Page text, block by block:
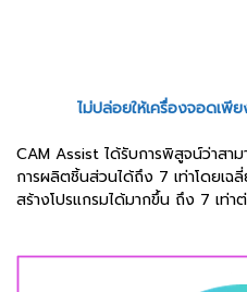
ไม่ปล่อยให้เครื่องจอดเพีย
CAM Assist ได้รับการพิสูจน์ว่าสา
การผลิตชิ้นส่วนได้ถึง 7 เท่าโดยเฉ
สร้างโปรแกรมได้มากขึ้น ถึง 7 เท่า